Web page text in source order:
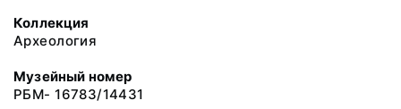
Коллекция
Археология
Музейный номер
РБМ- 16783/14431